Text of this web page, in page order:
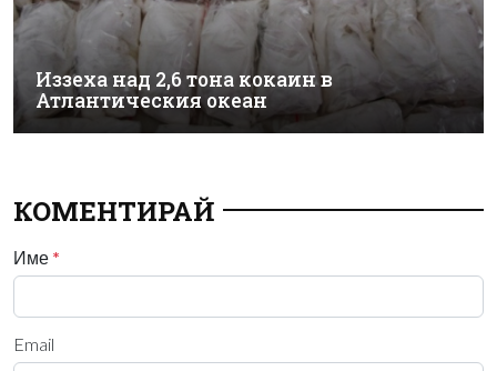
Иззеха над 2,6 тона кокаин в
Атлантическия океан
КОМЕНТИРАЙ
Име *
Email